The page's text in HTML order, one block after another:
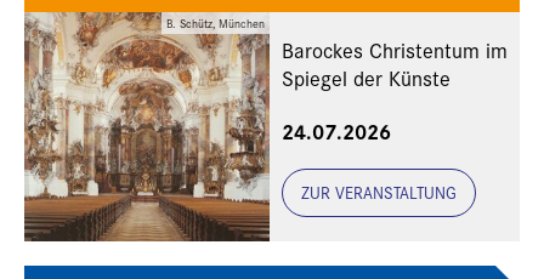
B. Schütz, München
Barockes Christentum im
Spiegel der Künste
24.07.2026
ZUR VERANSTALTUNG